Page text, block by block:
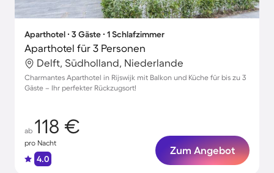
Aparthotel ∙ 3 Gäste ∙ 1 Schlafzimmer
Aparthotel für 3 Personen
Delft, Südholland, Niederlande
Charmantes Aparthotel in Rijswijk mit Balkon und Küche für bis zu 3
Gäste – Ihr perfekter Rückzugsort!
ab 118 €
pro Nacht
4.0
Zum Angebot